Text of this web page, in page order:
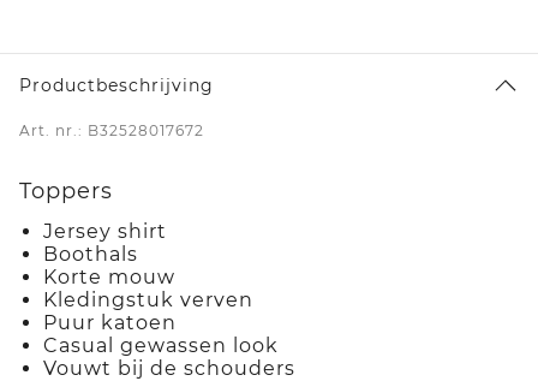
Productbeschrijving
Art. nr.: B32528017672
Toppers
Jersey shirt
Boothals
Korte mouw
Kledingstuk verven
Puur katoen
Casual gewassen look
Vouwt bij de schouders